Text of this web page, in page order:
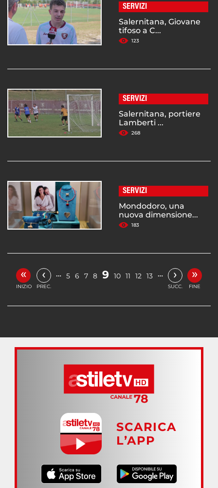
SERVIZI
Salernitana, Giovane
tifoso a C...
123
SERVIZI
Salernitana, portiere
Lamberti ...
268
SERVIZI
Mondodoro, una
nuova dimensione...
183
«
INIZIO
‹
PREC.
… 5 6 7 8 9 10 11 12 13 … ›
SUCC.
»
FINE
SCARICA
L’APP